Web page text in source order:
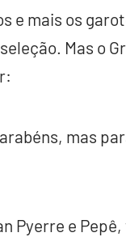
e mais os
Mas o
mas
Pyerre e